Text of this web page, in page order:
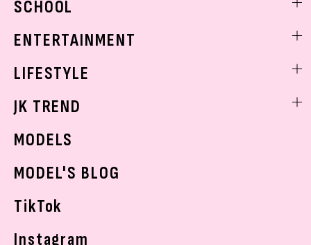
着回し
ベストコスメ
ボディケア
SCHOOL
学校ヘアメイク
ENTERTAINMENT
K-POP
LIFESTYLE
モデルの購入品
おでかけ
JK TREND
MODELS
MODEL'S BLOG
TikTok
Instagram